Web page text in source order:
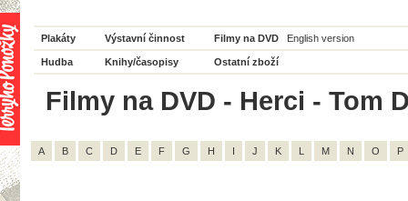
Plakáty Výstavní činnost Filmy na DVD English version
Hudba Knihy/časopisy Ostatní zboží
Filmy na DVD - Herci - Tom
A B C D E F G H I J K L M N O P